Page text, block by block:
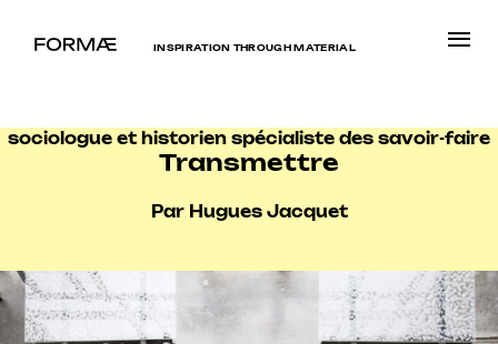
INSPIRATION THROUGH MATERIAL
sociologue et historien spécialiste des savoir-faire
Transmettre
Par Hugues Jacquet